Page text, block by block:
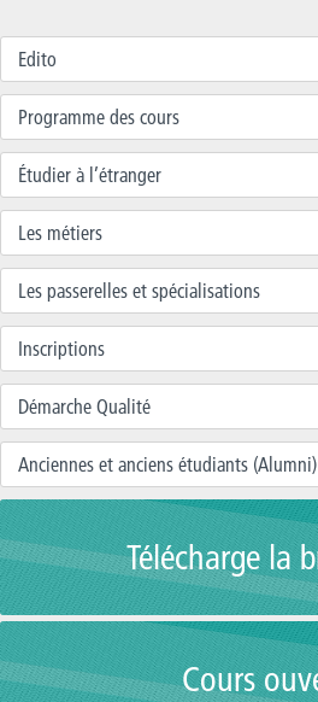
Edito
Programme des cours
Étudier à l’étranger
Les métiers
Les passerelles et spécialisations
Inscriptions
Démarche Qualité
Anciennes et anciens étudiants (Alumni)
Télécharge la
Cours